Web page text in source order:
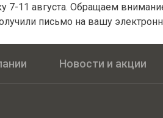
11 августа. Обращаем
письмо на вашу
Новости и акции